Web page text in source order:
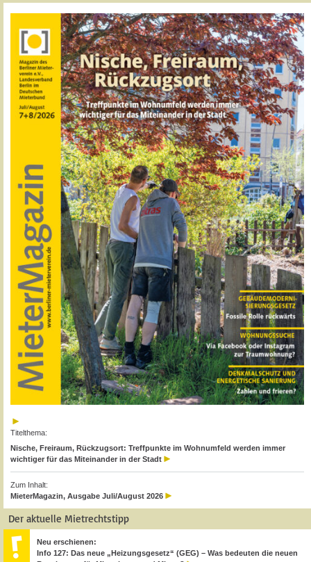
Titelthema:
Nische, Freiraum, Rückzugsort: Treffpunkte im Wohnumfeld werden immer
wichtiger für das Miteinander in der Stadt
Zum Inhalt:
MieterMagazin, Ausgabe Juli/August 2026
Der aktuelle Mietrechtstipp
Neu erschienen:
Info 127: Das neue „Heizungsgesetz“ (GEG) – Was bedeuten die neuen